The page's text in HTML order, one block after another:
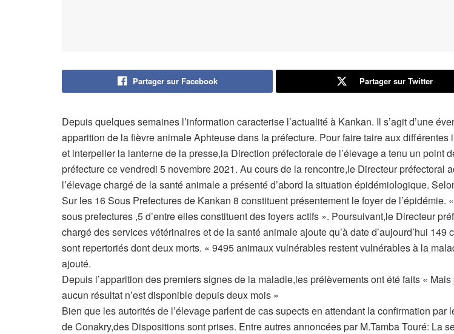
Partager sur Facebook Partager sur Twitter
Depuis quelques semaines l’information caracterise l’actualité à Kankan. Il s’agit d’une
apparition de la fièvre animale Aphteuse dans la préfecture. Pour faire taire aux différentes
et interpeller la lanterne de la presse,la Direction préfectorale de l’élevage a tenu un point
préfecture ce vendredi 5 novembre 2021. Au cours de la rencontre,le Directeur préfectoral
l’élevage chargé de la santé animale a présenté d’abord la situation épidémiologique.
Sur les 16 Sous Prefectures de Kankan 8 constituent présentement le foyer de l’épidémie.
sous prefectures ,5 d’entre elles constituent des foyers actifs ». Poursuivant,le Directeur
chargé des services vétérinaires et de la santé animale ajoute qu’à date d’aujourd’hui 149
sont repertoriés dont deux morts. « 9495 animaux vulnérables restent vulnérables à la
ajouté.
Depuis l’apparition des premiers signes de la maladie,les prélèvements ont été faits « Mais
aucun résultat n’est disponible depuis deux mois »
Bien que les autorités de l’élevage parlent de cas supects en attendant la confirmation par
de Conakry,des Dispositions sont prises. Entre autres annoncées par M.Tamba Touré: La